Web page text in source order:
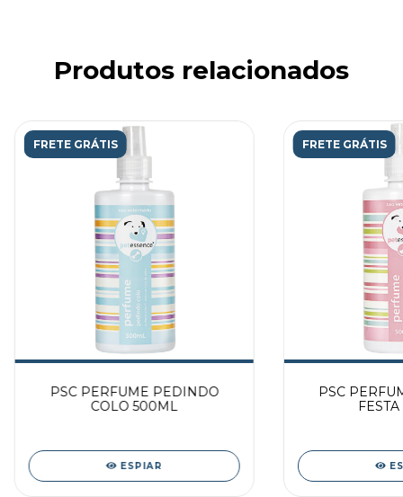
Produtos relacionados
FRETE GRÁTIS
PSC PERFUME PEDINDO
COLO 500ML
ESPIAR
FRETE GRÁTIS
PSC